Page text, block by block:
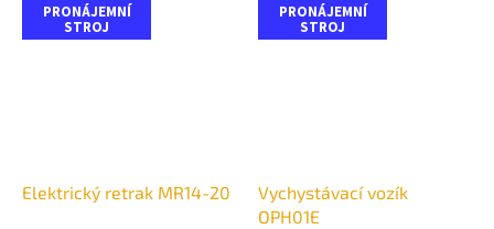
PRONÁJEMNÍ
STROJ
Elektrický retrak MR14-20
PRONÁJEMNÍ
STROJ
Vychystávací vozík
OPH01E